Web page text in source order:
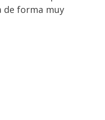
de forma muy